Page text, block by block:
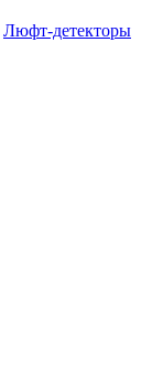
Люфт-детекторы